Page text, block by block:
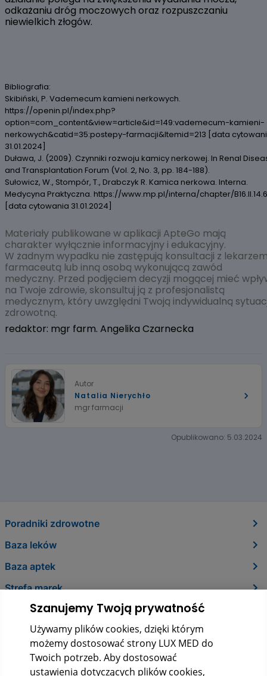
odkażaniu dróg moczowych oraz rozpuszczaniu
niewielkich złogów.
Bibliografia:
Skibiński, P. Vademecum kamieni nerkowych.
https://openin.pl/index.php?
option=com_content&view=article&id=149:vademecum-kamieni-
nerkowych&catid=35:postepy-farmacji&Itemid=213 [data
31.01.2024]
Duława, J. (2009). Czynniki rozwoju kamicy nerkowej. In Renal
and Transplantation Forum (Vol. 2, No. 3, pp. 184-188).
Sułowicz, W., Stompór, T., Drabczyk R. Kamica nerkowa. Interna.
Medycyna Praktyczna. https://www.mp.pl/interna/chapter/
[data cytowania 31.01.2024]
Materiały publikowane w aplikacji ApteGo mają
charakter wyłącznie informacyjny i edukacyjny.
W żadnym wypadku nie zastępują konsultacji z
farmaceutą lub inną osobą wykonującą zawód
medyczny. Przed podjęciem decyzji mogącej mieć
na Twoje zdrowie, skonsultuj ją z profesjonalistą
medycznym, który uwzględni Twoją indywidualną
zdrowotną.
redaktor: mgr farm. Angelika Czarnecka
Autor
Natalia Nierychło
mgr farmacji
Opublikowano: 5.03.2024
Poradniki zdrowotne
Baza leków
Baza aptek
Strefa marek
O nas
Kontakt
Szanujemy Twoją prywatność
Używamy plików cookies, dzięki którym
możemy dostosować strony LUX MED do
Twoich potrzeb. Aby dostosować
ustawienia dotyczących plików cookies,